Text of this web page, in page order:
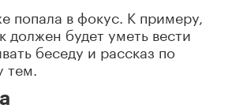
попала в фокус. К примеру,
будет уметь вести
беседу и рассказ по